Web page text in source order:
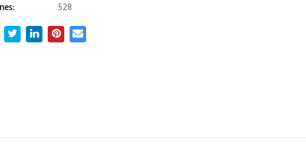
528